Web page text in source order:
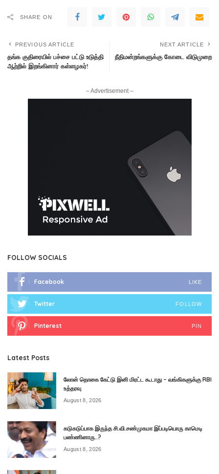
SHARE ON
PREVIOUS ARTICLE
தங்க குதிரையில் பச்சை பட்டு உடுத்தி
ஆற்றில் இறங்கினார் கள்ளழகர்!
NEXT ARTICLE
நீதிமன்றங்களுக்கு கோடை விடுமுறை
– Advertisement –
FOLLOW SOCIALS
Facebook LIKE
Twitter FOLLOW
Pinterest PIN
Latest Posts
லோன் தொகை கேட்டு இனி மிரட்ட கூடாது – வங்கிகளுக்கு RBI
உத்தரவு
August 8, 2026
கடுகடுப்பாக இருந்த சி.வி.சண்முகமா இப்படியொரு காமெடி
பண்ணினாரு..?
August 8, 2026